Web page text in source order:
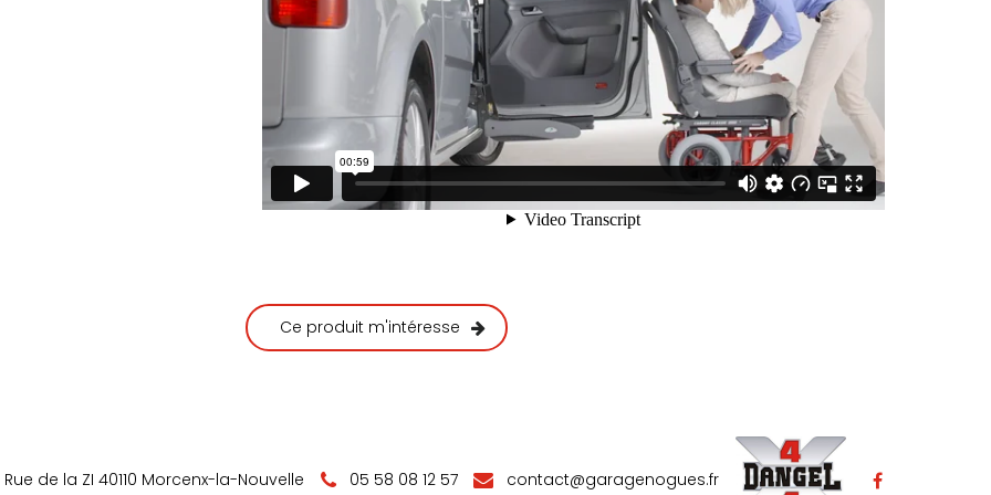
Ce produit m'intéresse
de la ZI 40110 Morcenx-la-Nouvelle 05 58 08 12 57 contact@garagenogues.fr